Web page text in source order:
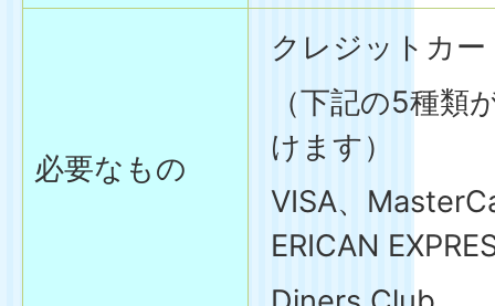
必要なもの
クレジットカー
（下記の5種類
けます）
VISA、
ERICAN